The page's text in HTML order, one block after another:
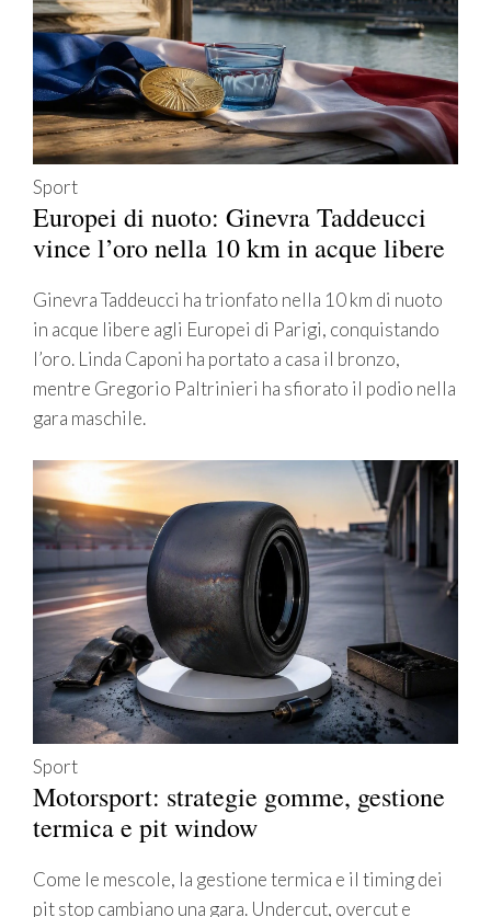
Sport
Europei di nuoto: Ginevra Taddeucci
vince l’oro nella 10 km in acque libere
Ginevra Taddeucci ha trionfato nella 10 km di nuoto
in acque libere agli Europei di Parigi, conquistando
l’oro. Linda Caponi ha portato a casa il bronzo,
mentre Gregorio Paltrinieri ha sfiorato il podio nella
gara maschile.
Sport
Motorsport: strategie gomme, gestione
termica e pit window
Come le mescole, la gestione termica e il timing dei
pit stop cambiano una gara. Undercut, overcut e